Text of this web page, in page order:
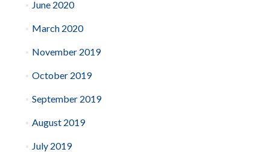
June 2020
March 2020
November 2019
October 2019
September 2019
August 2019
July 2019